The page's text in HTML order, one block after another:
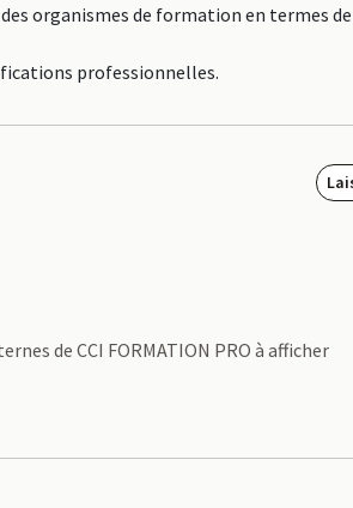
organismes de formation en termes
professionnelles.
de CCI FORMATION PRO à afficher